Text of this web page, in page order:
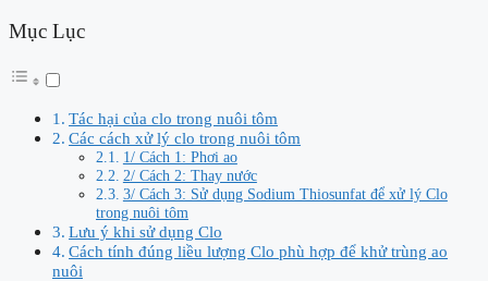
Mục Lục
Tác hại của clo trong nuôi tôm
Các cách xử lý clo trong nuôi tôm
1/ Cách 1: Phơi ao
2/ Cách 2: Thay nước
3/ Cách 3: Sử dụng Sodium Thiosunfat để xử lý Clo
trong nuôi tôm
Lưu ý khi sử dụng Clo
Cách tính đúng liều lượng Clo phù hợp để khử trùng ao
nuôi